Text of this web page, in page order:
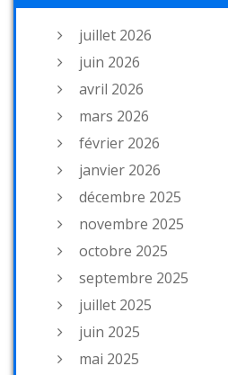
juillet 2026
juin 2026
avril 2026
mars 2026
février 2026
janvier 2026
décembre 2025
novembre 2025
octobre 2025
septembre 2025
juillet 2025
juin 2025
mai 2025